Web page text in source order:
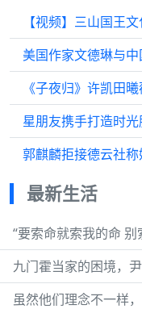
【视频】三山国王
美国作家文德琳与
《子夜归》许凯田
星朋友携手打造时
最新生活
“要索命就索我的命
九门霍当家的困境，
虽然他们理念不一样